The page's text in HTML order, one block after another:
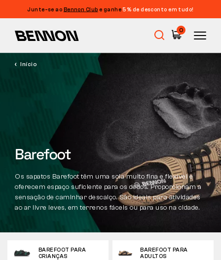
Junte-se ao Bennon Club e ganhe 5% de desconto em tudo!
0
Calçado de trabalho
Barefoot
Outdoor
Calçado casual
Tactical
Início
Barefoot
Os sapatos Barefoot têm uma sola muito fina e flexível e
oferecem espaço suficiente para os dedos. Proporcionam a
sensação de caminhar descalço. São ideais para atividades
ao ar livre leves, em terrenos fáceis ou para uso na cidade.
BAREFOOT PARA
CRIANÇAS
BAREFOOT PARA
ADULTOS
Filtragem
PREÇO
CARACTERÍSTICAS
CORTE
LARGURA DO CALÇADO
FILTRAR